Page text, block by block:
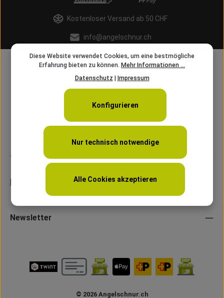
Kostenloser Versand ab 50 CHF
info@angelschnur.ch
Service
Laden Öffnungszeiten
Newsletter
© 2026 Angelschnur.ch
Diese Website verwendet Cookies, um eine bestmögliche
Erfahrung bieten zu können. Mehr Informationen ...
Datenschutz | Impressum
Nur technisch notwendige
Konfigurieren
Alle Cookies akzeptieren